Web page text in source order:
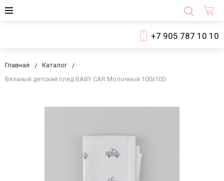
+7 905 787 10 10
Главная
Каталог
Вязаный детский плед BABY CAR Молочный 100х100